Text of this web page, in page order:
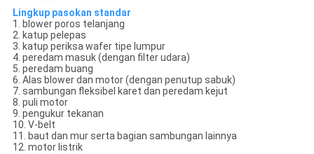
Lingkup pasokan standar
1. blower poros telanjang
2. katup pelepas
3. katup periksa wafer tipe lumpur
4. peredam masuk (dengan filter udara)
5. peredam buang
6. Alas blower dan motor (dengan penutup sabuk)
7. sambungan fleksibel karet dan peredam kejut
8. puli motor
9. pengukur tekanan
10. V-belt
11. baut dan mur serta bagian sambungan lainnya
12. motor listrik